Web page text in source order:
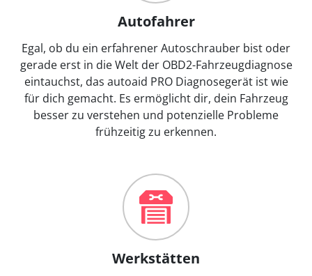
Autofahrer
Egal, ob du ein erfahrener Autoschrauber bist oder
gerade erst in die Welt der OBD2-Fahrzeugdiagnose
eintauchst, das autoaid PRO Diagnosegerät ist wie
für dich gemacht. Es ermöglicht dir, dein Fahrzeug
besser zu verstehen und potenzielle Probleme
frühzeitig zu erkennen.
Werkstätten